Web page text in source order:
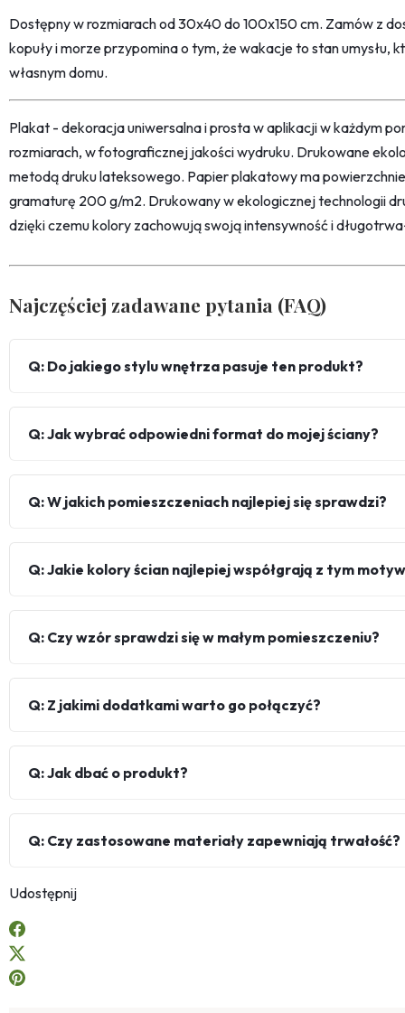
Dostępny w rozmiarach od 30x40 do 100x150 cm. Zamów z
kopuły i morze przypomina o tym, że wakacje to stan umysłu,
własnym domu.
Plakat - dekoracja uniwersalna i prosta w aplikacji w każdym
rozmiarach, w fotograficznej jakości wydruku. Drukowane
metodą druku lateksowego. Papier plakatowy ma
gramaturę 200 g/m2. Drukowany w ekologicznej technologii
dzięki czemu kolory zachowują swoją intensywność i
Najczęściej zadawane pytania (FAQ)
Q: Do jakiego stylu wnętrza pasuje ten produkt?
Q: Jak wybrać odpowiedni format do mojej ściany?
Q: W jakich pomieszczeniach najlepiej się sprawdzi?
Q: Jakie kolory ścian najlepiej współgrają z tym
Q: Czy wzór sprawdzi się w małym pomieszczeniu?
Q: Z jakimi dodatkami warto go połączyć?
Q: Jak dbać o produkt?
Q: Czy zastosowane materiały zapewniają trwałość?
Udostępnij